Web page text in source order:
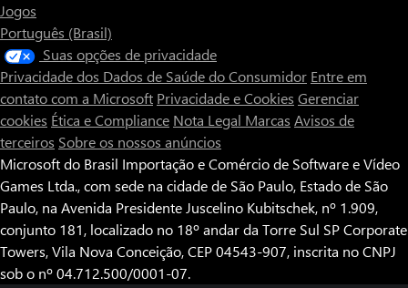
Jogos
Português (Brasil)
Suas opções de privacidade
Privacidade dos Dados de Saúde do Consumidor Entre em
contato com a Microsoft Privacidade e Cookies Gerenciar
cookies Ética e Compliance Nota Legal Marcas Avisos de
terceiros Sobre os nossos anúncios
Microsoft do Brasil Importação e Comércio de Software e Vídeo
Games Ltda., com sede na cidade de São Paulo, Estado de São
Paulo, na Avenida Presidente Juscelino Kubitschek, nº 1.909,
conjunto 181, localizado no 18º andar da Torre Sul SP Corporate
Towers, Vila Nova Conceição, CEP 04543-907, inscrita no CNPJ
sob o nº 04.712.500/0001-07.